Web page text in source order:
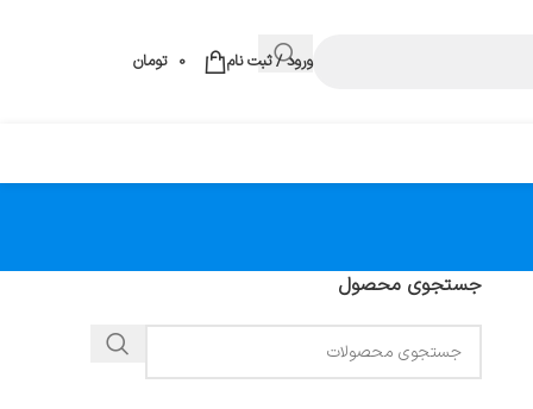
ورود / ثبت نام 0 تومان
جستجوی محصول